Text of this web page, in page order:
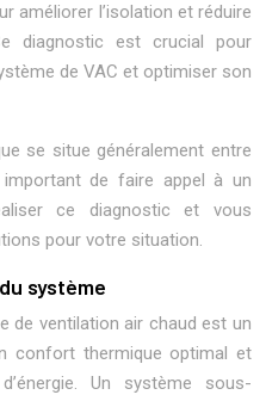
améliorer l’isolation et réduire
diagnostic est crucial pour
de VAC et optimiser son
se situe généralement entre
de faire appel à un
ce diagnostic et vous
pour votre situation.
système
de ventilation air chaud est un
confort thermique optimal et
Un système sous-